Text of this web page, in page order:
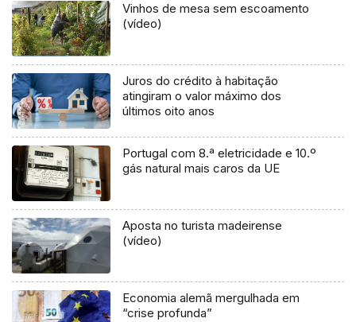
Vinhos de mesa sem escoamento
(vídeo)
Juros do crédito à habitação
atingiram o valor máximo dos
últimos oito anos
Portugal com 8.ª eletricidade e 10.º
gás natural mais caros da UE
Aposta no turista madeirense
(vídeo)
Economia alemã mergulhada em
“crise profunda”